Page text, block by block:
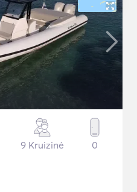
9 Kruizinė 0